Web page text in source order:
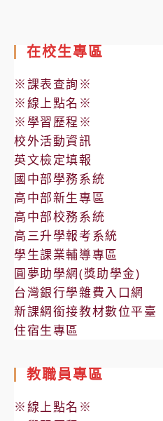
在校生專區
※課表查詢※
※線上點名※
※學習歷程※
校外活動資訊
英文檢定填報
國中部學務系統
高中部新生專區
高中部校務系統
高三升學報考系統
學生課業輔導專區
圓夢助學網(獎助學金)
台灣銀行學雜費入口網
新課綱銜接教材數位平臺
住宿生專區
教職員專區
※線上點名※